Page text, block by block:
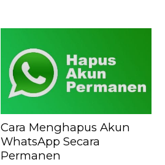
Cara Menghapus Akun
WhatsApp Secara
Permanen